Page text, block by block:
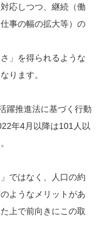
応しつつ、継続（働
事の幅の拡大等）の
」を得られるような
ります。
躍推進法に基づく行動
年4月以降は101人以
ではなく、人口の約
ようなメリットがあ
上で前向きにこの取